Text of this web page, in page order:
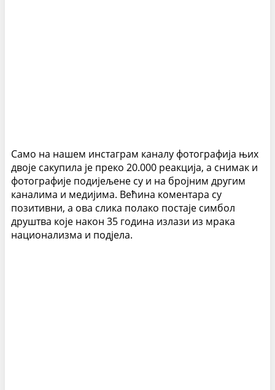
Само на нашем инстаграм каналу фотографија њих
двоје сакупила је преко 20.000 реакција, а снимак и
фотографије подијељене су и на бројним другим
каналима и медијима. Већина коментара су
позитивни, а ова слика полако постаје симбол
друштва које након 35 година излази из мрака
национализма и подјела.